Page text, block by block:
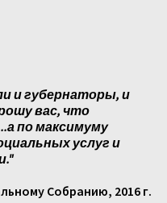
и губернаторы, и
вас, что
по максимуму
услуг и
Собранию, 2016 г.